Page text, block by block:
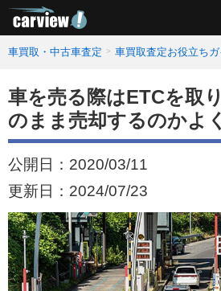
車買取・中古車査定 車買取査定お役立ちガ
車を売る際はETCを取
のまま売却するのかよ
公開日： 2020/03/11
更新日： 2024/07/23